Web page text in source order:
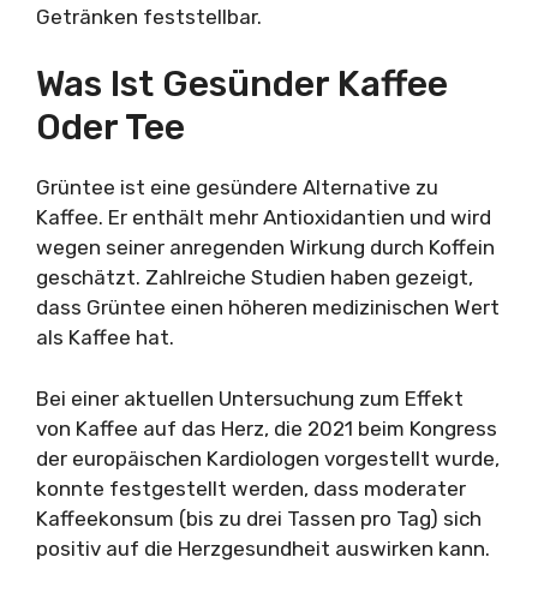
Getränken feststellbar.
Was Ist Gesünder Kaffee
Oder Tee
Grüntee ist eine gesündere Alternative zu
Kaffee. Er enthält mehr Antioxidantien und wird
wegen seiner anregenden Wirkung durch Koffein
geschätzt. Zahlreiche Studien haben gezeigt,
dass Grüntee einen höheren medizinischen Wert
als Kaffee hat.
Bei einer aktuellen Untersuchung zum Effekt
von Kaffee auf das Herz, die 2021 beim Kongress
der europäischen Kardiologen vorgestellt wurde,
konnte festgestellt werden, dass moderater
Kaffeekonsum (bis zu drei Tassen pro Tag) sich
positiv auf die Herzgesundheit auswirken kann.